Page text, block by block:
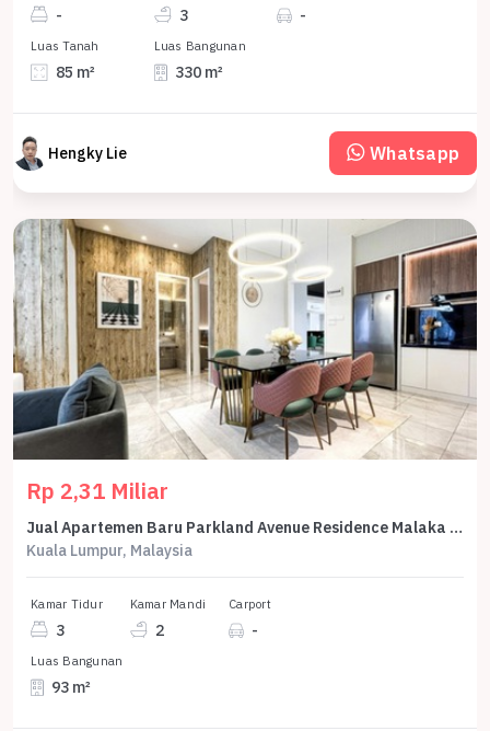
- 3 -
Luas Tanah
85 m²
Luas Bangunan
330 m²
Hengky Lie Whatsapp
Rp 2,31 Miliar
Jual Apartemen Baru Parkland Avenue Residence Malaka Type E 3 Br 93 M2 - Sell New Apartment Parkland Avenue Residence Malacca Type E 3 Br 93 Sqm
Kuala Lumpur, Malaysia
Kamar Tidur
3
Kamar Mandi
2
Carport
-
Luas Bangunan
93 m²